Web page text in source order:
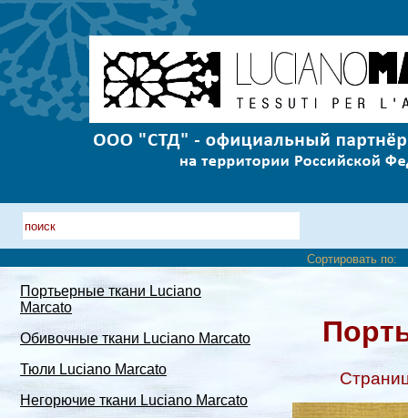
Портьерные ткани Luciano
Marcato
Обивочные ткани Luciano Marcato
Тюли Luciano Marcato
Негорючие ткани Luciano Marcato
Сортировать по: